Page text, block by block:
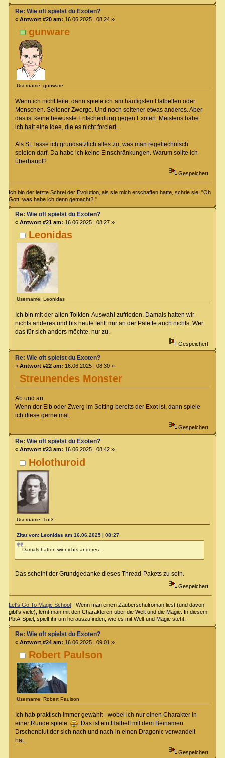
gunware
Username: gunware
Re: Wie oft spielst du Exoten?
« Antwort #20 am: 16.06.2025 | 08:24 »
Wenn ich nicht leite, dann spiele ich am häufigsten Halbelfen oder
Menschen. Seltener Zwerge. Und noch seltener etwas anderes. Aber
das ist keine bewusste Entscheidung gegen Exoten. Meistens habe
ich halt eine Idee, die es nicht forciert.
Als SL lasse ich grundsätzlich alles zu, was man regeltechnisch
spielen darf. Da habe ich keine Einschränkungen. Warum sollte ich
überhaupt?
Gespeichert
Ich bin der letzte Schrei der Evolution, als sie mich erschaffen hatte, schrie sie: "Oh
Gott, was habe ich denn gemacht?!"
Leonidas
Username: Leonidas
Re: Wie oft spielst du Exoten?
« Antwort #21 am: 16.06.2025 | 08:27 »
Ich bin mit der alten Tolkien-Auswahl zufrieden. Damals hatten wir
nichts anderes und bis heute fehlt mir an der Palette auch nichts. Wer
das für sich anders möchte, nur zu.
Gespeichert
Streunendes Monster
Re: Wie oft spielst du Exoten?
« Antwort #22 am: 16.06.2025 | 08:30 »
Ab und an.
Wenn der Elb oder Zwerg im Setting bereits der Exot ist, dann spiele
ich diese gerne mal.
Gespeichert
Holothuroid
Username: 1of3
Re: Wie oft spielst du Exoten?
« Antwort #23 am: 16.06.2025 | 08:42 »
Zitat von: Leonidas am 16.06.2025 | 08:27
Damals hatten wir nichts anderes ...
Das scheint der Grundgedanke dieses Thread-Pakets zu sein.
Gespeichert
Let's Go To Magic School - Wenn man einen Zauberschulroman liest (und davon
gibt's viele), lernt man mit den Charakteren über die Welt und die Magie. In diesem
PbtA-Spiel, spielt ihr um herauszufinden, wie es mit Welt und Magie steht.
Robert Paulson
Username: Robert Paulson
Re: Wie oft spielst du Exoten?
« Antwort #24 am: 16.06.2025 | 09:01 »
Ich hab praktisch immer gewählt - wobei ich nur einen Charakter in
einer Runde spiele
. Das ist ein Halbelf mit dem Beinamen
Drschenblut der sich nach und nach in einen Dragonic verwandelt
hat.
Gespeichert